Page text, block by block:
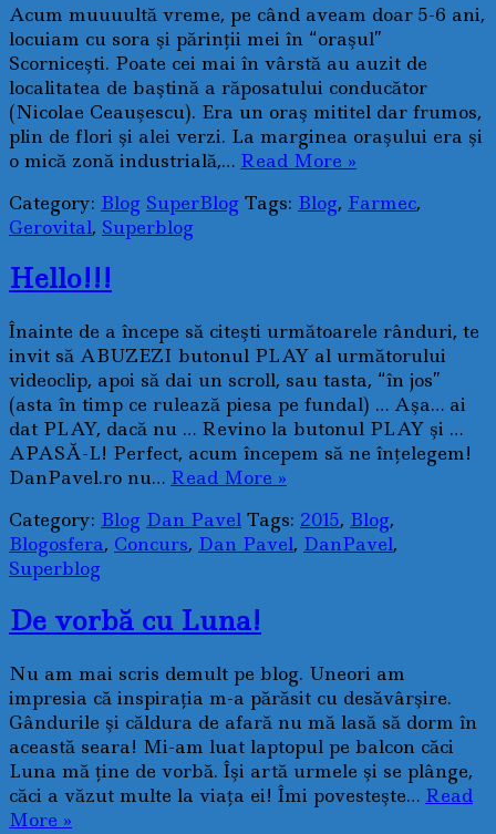
Acum muuuultă vreme, pe când aveam doar 5-6 ani,
locuiam cu sora şi părinţii mei în “oraşul”
Scorniceşti. Poate cei mai în vârstă au auzit de
localitatea de baştină a răposatului conducător
(Nicolae Ceauşescu). Era un oraş mititel dar frumos,
plin de flori şi alei verzi. La marginea oraşului era şi
o mică zonă industrială,… Read More »
Category: Blog SuperBlog Tags: Blog, Farmec,
Gerovital, Superblog
Hello!!!
Înainte de a începe să citeşti următoarele rânduri, te
invit să ABUZEZI butonul PLAY al următorului
videoclip, apoi să dai un scroll, sau tasta, “în jos”
(asta în timp ce rulează piesa pe fundal) … Aşa… ai
dat PLAY, dacă nu … Revino la butonul PLAY şi …
APASĂ-L! Perfect, acum începem să ne înţelegem!
DanPavel.ro nu… Read More »
Category: Blog Dan Pavel Tags: 2015, Blog,
Blogosfera, Concurs, Dan Pavel, DanPavel,
Superblog
De vorbă cu Luna!
Nu am mai scris demult pe blog. Uneori am
impresia că inspiraţia m-a părăsit cu desăvârşire.
Gândurile şi căldura de afară nu mă lasă să dorm în
această seara! Mi-am luat laptopul pe balcon căci
Luna mă ţine de vorbă. Îşi artă urmele şi se plânge,
căci a văzut multe la viaţa ei! Îmi povesteşte… Read
More »